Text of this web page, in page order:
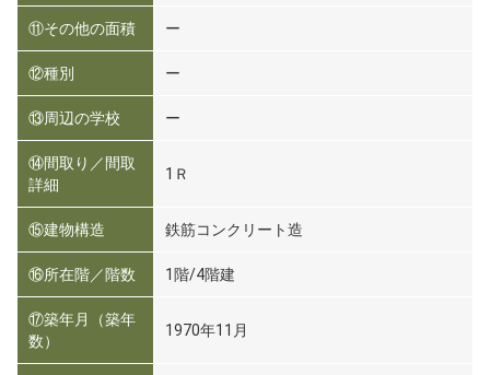
⑪その他の面積 ー
⑫種別 ー
⑬周辺の学校 ー
⑭間取り／間取
詳細
1Ｒ
⑮建物構造 鉄筋コンクリート造
⑯所在階／階数 1階/4階建
⑰築年月（築年
数）
1970年11月